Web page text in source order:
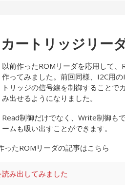
ートリッジリー
以前作ったROMリーダを応用して
作ってみました。前回同様、I2C用
トリッジの信号線を制御することで
み出せるようになりました。
Read制御だけでなく、Write制御も
ームも吸い出すことができます。
ったROMリーダの記事はこちら
み出してみました